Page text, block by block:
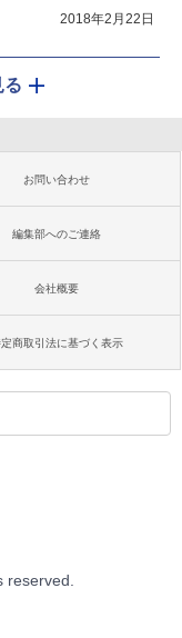
2018年2月22日
る
お問い合わせ
編集部へのご連絡
会社概要
商取引法に基づく表示
reserved.